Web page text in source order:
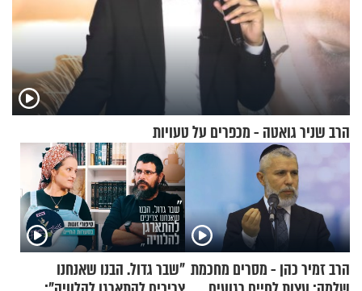
הרב שניר גואטה - מכפרים על טעויות
הרב זמיר כהן - מסרים מחכמת "שבר גדול. הבנו שאנחנו